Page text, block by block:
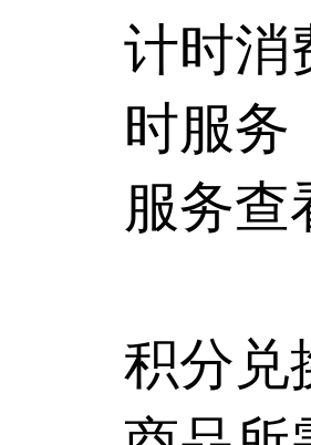
计时消
时服务
服务查
积分兑